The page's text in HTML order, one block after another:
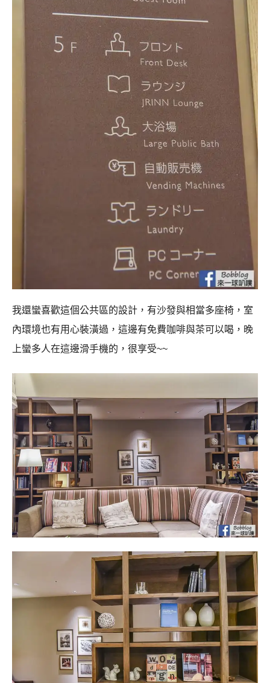
我還蠻喜歡這個公共區的設計，有沙發與相當多座椅，室
內環境也有用心裝潢過，這邊有免費咖啡與茶可以喝，晚
上蠻多人在這邊滑手機的，很享受~~